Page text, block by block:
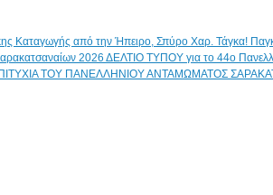
ΔΕΛΤΙΟ ΤΥΠΟΥ για το 44ο